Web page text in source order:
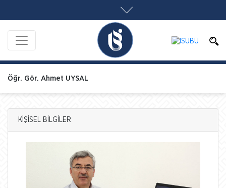
Öğr. Gör. Ahmet UYSAL
KİŞİSEL BİLGİLER